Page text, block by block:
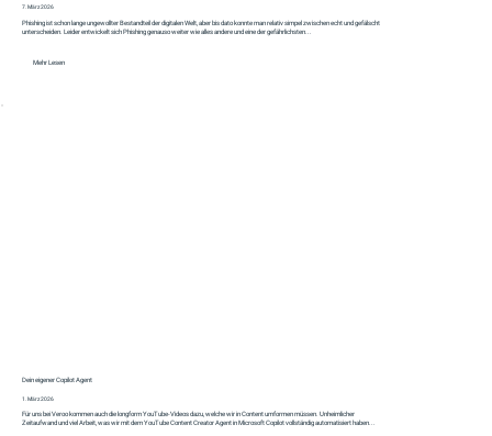
7. März 2026
Phishing ist schon lange ungewollter Bestandteil der digitalen Welt, aber bis dato konnte man relativ simpel zwischen echt und gefälscht
unterscheiden. Leider entwickelt sich Phishing genauso weiter wie alles andere und eine der gefährlichsten...
Mehr Lesen
Dein eigener Copilot Agent
1. März 2026
Für uns bei Veroo kommen auch die longform YouTube-Videos dazu, welche wir in Content umformen müssen. Unheimlicher
Zeitaufwand und viel Arbeit, was wir mit dem YouTube Content Creator Agent in Microsoft Copilot vollständig automatisiert haben...